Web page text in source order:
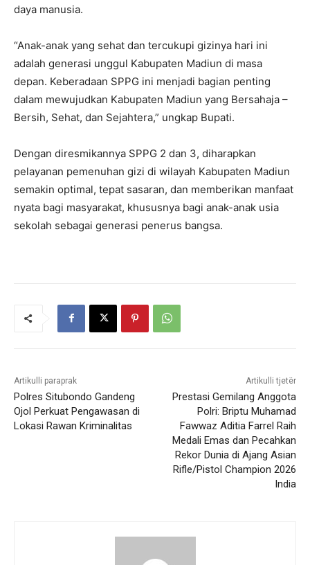
daya manusia.
“Anak-anak yang sehat dan tercukupi gizinya hari ini
adalah generasi unggul Kabupaten Madiun di masa
depan. Keberadaan SPPG ini menjadi bagian penting
dalam mewujudkan Kabupaten Madiun yang Bersahaja –
Bersih, Sehat, dan Sejahtera,” ungkap Bupati.
Dengan diresmikannya SPPG 2 dan 3, diharapkan
pelayanan pemenuhan gizi di wilayah Kabupaten Madiun
semakin optimal, tepat sasaran, dan memberikan manfaat
nyata bagi masyarakat, khususnya bagi anak-anak usia
sekolah sebagai generasi penerus bangsa.
Artikulli paraprak
Polres Situbondo Gandeng
Ojol Perkuat Pengawasan di
Lokasi Rawan Kriminalitas
Artikulli tjetër
Prestasi Gemilang Anggota
Polri: Briptu Muhamad
Fawwaz Aditia Farrel Raih
Medali Emas dan Pecahkan
Rekor Dunia di Ajang Asian
Rifle/Pistol Champion 2026
India